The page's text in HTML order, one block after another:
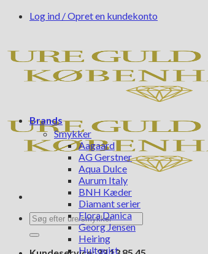
FortsætLog ind / Opret en kundekonto
Søg
efter:
Brands
Smykker
Aagaard
AG Gerstner
Aqua Dulce
Aurum Italy
BNH Kæder
Diamant serier
Flora Danica
Georg Jensen
Heiring
Hultquist